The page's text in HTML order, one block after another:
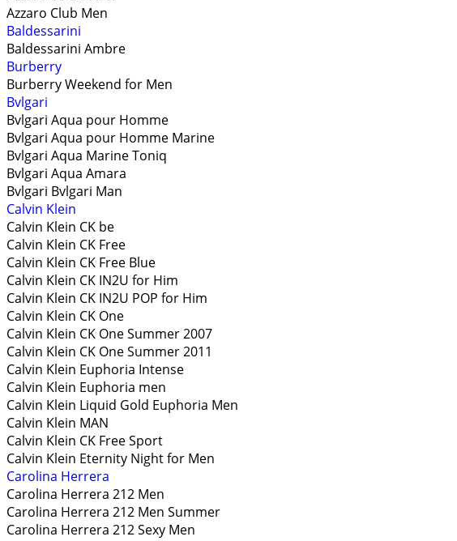
Azzaro Club Men
Baldessarini
Baldessarini Ambre
Burberry
Burberry Weekend for Men
Bvlgari
Bvlgari Aqua pour Homme
Bvlgari Aqua pour Homme Marine
Bvlgari Aqua Marine Toniq
Bvlgari Aqua Amara
Bvlgari Bvlgari Man
Calvin Klein
Calvin Klein CK be
Calvin Klein CK Free
Calvin Klein CK Free Blue
Calvin Klein CK IN2U for Him
Calvin Klein CK IN2U POP for Him
Calvin Klein CK One
Calvin Klein CK One Summer 2007
Calvin Klein CK One Summer 2011
Calvin Klein Euphoria Intense
Calvin Klein Euphoria men
Calvin Klein Liquid Gold Euphoria Men
Calvin Klein MAN
Calvin Klein CK Free Sport
Calvin Klein Eternity Night for Men
Carolina Herrera
Carolina Herrera 212 Men
Carolina Herrera 212 Men Summer
Carolina Herrera 212 Sexy Men